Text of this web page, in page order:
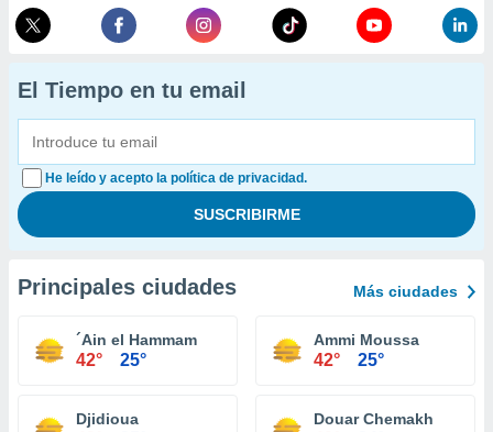
El Tiempo en tu email
He leído y acepto la política de privacidad.
Principales ciudades Más ciudades
´Ain el Hammam
42° 25°
Ammi Moussa
42° 25°
Djidioua Douar Chemakh